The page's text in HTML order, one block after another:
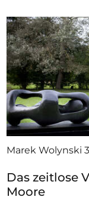
Marek Wolynski
Das zeitlose
Moore